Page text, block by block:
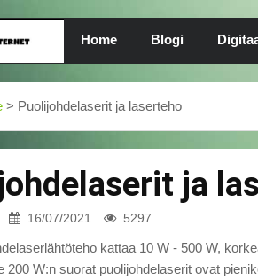
Home Blogi
> Puolijohdelaserit ja laserteho
ja
16/07/2021 5297
kattaa 10 W - 500 W,
200 W:n suorat puolijohdelaserit ovat